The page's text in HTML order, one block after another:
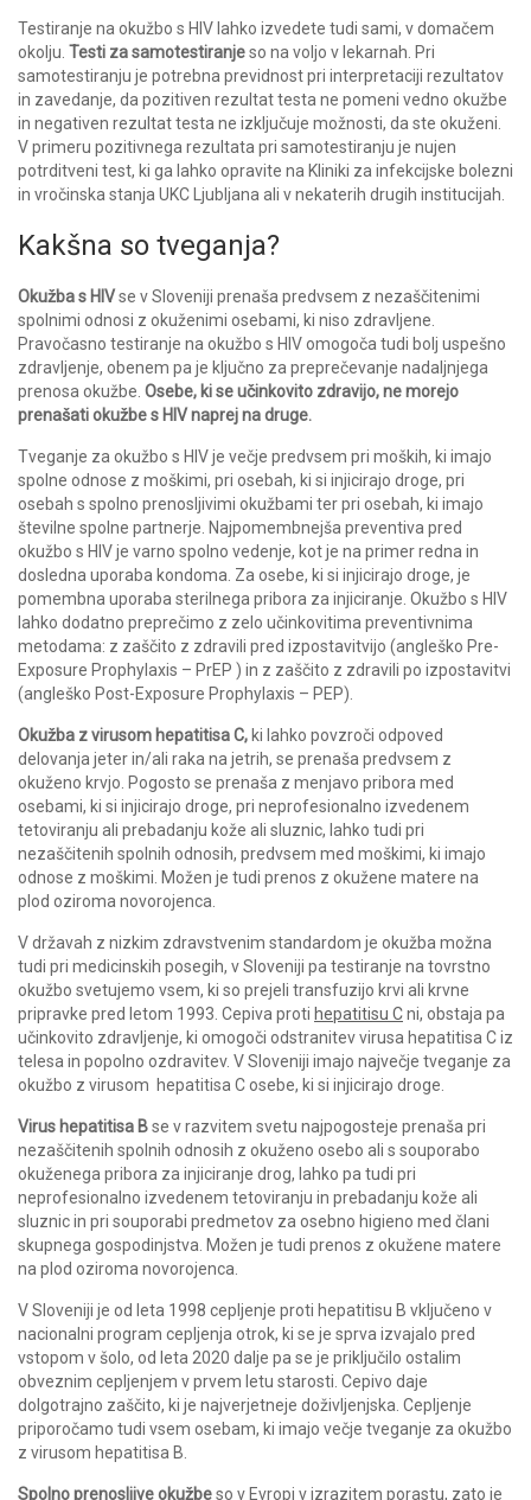
Testiranje na okužbo s HIV lahko izvedete tudi sami, v domačem
okolju. Testi za samotestiranjeso na voljo v lekarnah. Pri
samotestiranju je potrebna previdnost pri interpretaciji rezultatov
in zavedanje, da pozitiven rezultat testa ne pomeni vedno okužbe
in negativen rezultat testa ne izključuje možnosti, da ste okuženi.
V primeru pozitivnega rezultata pri samotestiranju je nujen
potrditveni test, ki ga lahko opravite na Kliniki za infekcijske bolezni
in vročinska stanja UKC Ljubljana ali v nekaterih drugih institucijah.
Kakšna so tveganja?
Okužba s HIVse v Sloveniji prenaša predvsem z nezaščitenimi
spolnimi odnosi z okuženimi osebami, ki niso zdravljene.
Pravočasno testiranje na okužbo s HIV omogoča tudi bolj uspešno
zdravljenje, obenem pa je ključno za preprečevanje nadaljnjega
prenosa okužbe. Osebe, ki se učinkovito zdravijo, ne morejo
prenašati okužbe s HIV naprej na druge.
Tveganje za okužbo s HIV je večje predvsem pri moških, ki imajo
spolne odnose z moškimi, pri osebah, ki si injicirajo droge, pri
osebah s spolno prenosljivimi okužbami ter pri osebah, ki imajo
številne spolne partnerje. Najpomembnejša preventiva pred
okužbo s HIV je varno spolno vedenje, kot je na primer redna in
dosledna uporaba kondoma. Za osebe, ki si injicirajo droge, je
pomembna uporaba sterilnega pribora za injiciranje. Okužbo s HIV
lahko dodatno preprečimo z zelo učinkovitima preventivnima
metodama: z zaščito z zdravili pred izpostavitvijo (angleško Pre-
Exposure Prophylaxis – PrEP ) in z zaščito z zdravili po izpostavitvi
(angleško Post-Exposure Prophylaxis – PEP).
Okužba z virusom hepatitisa C, ki lahko povzroči odpoved
delovanja jeter in/ali raka na jetrih, se prenaša predvsem z
okuženo krvjo. Pogosto se prenaša z menjavo pribora med
osebami, ki si injicirajo droge, pri neprofesionalno izvedenem
tetoviranju ali prebadanju kože ali sluznic, lahko tudi pri
nezaščitenih spolnih odnosih, predvsem med moškimi, ki imajo
odnose z moškimi. Možen je tudi prenos z okužene matere na
plod oziroma novorojenca.
V državah z nizkim zdravstvenim standardom je okužba možna
tudi pri medicinskih posegih, v Sloveniji pa testiranje na tovrstno
okužbo svetujemo vsem, ki so prejeli transfuzijo krvi ali krvne
pripravke pred letom 1993. Cepiva proti hepatitisu Cni, obstaja pa
učinkovito zdravljenje, ki omogoči odstranitev virusa hepatitisa C iz
telesa in popolno ozdravitev. V Sloveniji imajo največje tveganje za
okužbo z virusom hepatitisa C osebe, ki si injicirajo droge.
Virus hepatitisa Bse v razvitem svetu najpogosteje prenaša pri
nezaščitenih spolnih odnosih z okuženo osebo ali s souporabo
okuženega pribora za injiciranje drog, lahko pa tudi pri
neprofesionalno izvedenem tetoviranju in prebadanju kože ali
sluznic in pri souporabi predmetov za osebno higieno med člani
skupnega gospodinjstva. Možen je tudi prenos z okužene matere
na plod oziroma novorojenca.
V Sloveniji je od leta 1998 cepljenje proti hepatitisu B vključeno v
nacionalni program cepljenja otrok, ki se je sprva izvajalo pred
vstopom v šolo, od leta 2020 dalje pa se je priključilo ostalim
obveznim cepljenjem v prvem letu starosti. Cepivo daje
dolgotrajno zaščito, ki je najverjetneje doživljenjska. Cepljenje
priporočamo tudi vsem osebam, ki imajo večje tveganje za okužbo
z virusom hepatitisa B.
Spolno prenosljive okužbeso v Evropi v izrazitem porastu, zato je